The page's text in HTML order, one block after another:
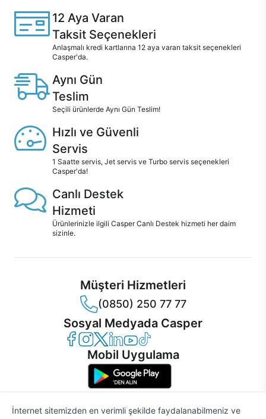
12 Aya Varan
Taksit Seçenekleri
Anlaşmalı kredi kartlarına 12 aya varan taksit seçenekleri
Casper'da.
Aynı Gün
Teslim
Seçili ürünlerde Aynı Gün Teslim!
Hızlı ve Güvenli
Servis
1 Saatte servis, Jet servis ve Turbo servis seçenekleri
Casper'da!
Canlı Destek
Hizmeti
Ürünlerinizle ilgili Casper Canlı Destek hizmeti her daim
sizinle.
Müşteri Hizmetleri
(0850) 250 77 77
Sosyal Medyada Casper
Casper Facebook
Casper Instagram
Casper Twitter
Casper LinkedIn
Casper YouTube
Casper TikTok
Mobil Uygulama
İnternet sitemizden en verimli şekilde faydalanabilmeniz ve